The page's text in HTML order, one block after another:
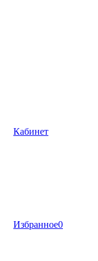
Кабинет
Избранное0